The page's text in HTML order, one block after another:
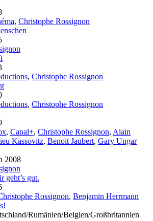
, Christophe Rossignon
, Christophe Rossignon
, Christophe Rossignon
, Canal+, Christophe Rossignon, Alain
Kassovitz, Benoit Jaubert, Gary Ungar
2008
geht’s gut.
Rossignon, Benjamin Herrmann
Rumänien/Belgien/Großbritannien